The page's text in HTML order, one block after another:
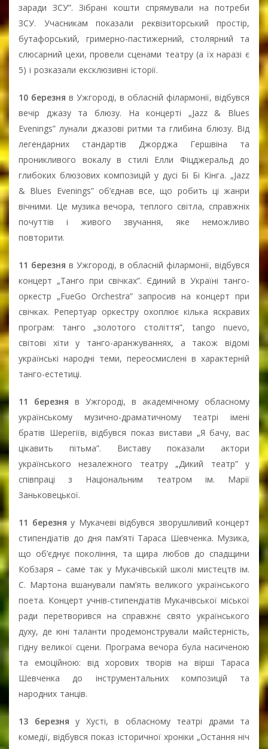
заради ЗСУ”. Зібрані кошти спрямували на потреби
ЗСУ. Учасникам показали реквізиторський простір,
бутафорський, гримерно-пастижерний, столярний та
слюсарний цехи, провели сценами театру (а їх наразі є
5) і розказали ексклюзивні історії.
10 березня в Ужгороді, в обласній філармонії, відбувся
вечір джазу та блюзу. На концерті „Jazz & Blues
Evenings” лунали джазові ритми та глибина блюзу. Від
легендарних стандартів Джорджа Гершвіна та
проникливого вокалу в стилі Елли Фіцджеральд до
глибоких блюзових композицій у дусі Бі Бі Кінга. „Jazz
& Blues Evenings” об’єднав все, що робить ці жанри
вічними. Це музика вечора, теплого світла, справжніх
почуттів і живого звучання, яке неможливо
повторити.
11 березня в Ужгороді, в обласній філармонії, відбувся
концерт „Танго при свічках”. Єдиний в Україні танго-
оркестр „FueGo Orchestra” запросив на концерт при
свічках. Репертуар оркестру охоплює кілька яскравих
програм: танго „золотого століття”, tango nuevo,
світові хіти у танго-аранжуваннях, а також відомі
українські народні теми, переосмислені в характерній
танго-естетиці.
11 березня в Ужгороді, в академічному обласному
українському музично-драматичному театрі імені
братів Шерегіїв, відбувся показ вистави „Я бачу, вас
цікавить пітьма”. Виставу показали актори
українського незалежного театру „Дикий театр” у
співпраці з Національним театром ім. Марії
Заньковецької.
11 березня у Мукачеві відбувся зворушливий концерт
стипендіатів до дня пам’яті Тараса Шевченка. Музика,
що об’єднує покоління, та щира любов до спадщини
Кобзаря – саме так у Мукачівській школі мистецтв ім.
С. Мартона вшанували пам’ять великого українського
поета. Концерт учнів-стипендіатів Мукачівської міської
ради перетворився на справжнє свято українського
духу, де юні таланти продемонстрували майстерність,
гідну великої сцени. Програма вечора була насиченою
та емоційною: від хорових творів на вірші Тараса
Шевченка до інструментальних композицій та
народних танців.
13 березня у Хусті, в обласному театрі драми та
комедії, відбувся показ історичної хроніки „Остання ніч